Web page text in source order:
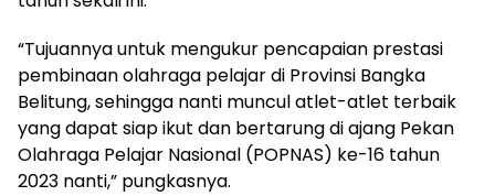
“Tujuannya untuk mengukur pencapaian prestasi
pembinaan olahraga pelajar di Provinsi Bangka
Belitung, sehingga nanti muncul atlet-atlet terbaik
yang dapat siap ikut dan bertarung di ajang Pekan
Olahraga Pelajar Nasional (POPNAS) ke-16 tahun
2023 nanti,” pungkasnya.